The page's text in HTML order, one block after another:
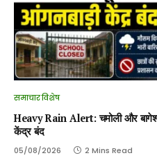
समाचार विशेष
Heavy Rain Alert: चमोली और
केंद्र बंद
05/08/2026 2 Mins Read